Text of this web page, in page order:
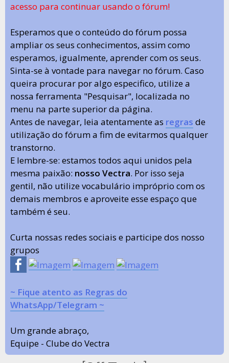
acesso para continuar usando o fórum!
Esperamos que o conteúdo do fórum possa
ampliar os seus conhecimentos, assim como
esperamos, igualmente, aprender com os seus.
Sinta-se à vontade para navegar no fórum. Caso
queira procurar por algo especifico, utilize a
nossa ferramenta "Pesquisar", localizada no
menu na parte superior da página.
Antes de navegar, leia atentamente as regras de
utilização do fórum a fim de evitarmos qualquer
transtorno.
E lembre-se: estamos todos aqui unidos pela
mesma paixão: nosso Vectra. Por isso seja
gentil, não utilize vocabulário impróprio com os
demais membros e aproveite esse espaço que
também é seu.
Curta nossas redes sociais e participe dos nosso
grupos
~ Fique atento as Regras do
WhatsApp/Telegram ~
Um grande abraço,
Equipe - Clube do Vectra